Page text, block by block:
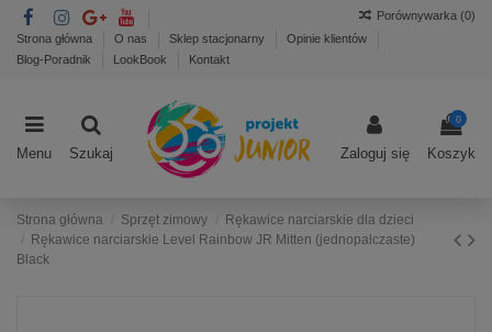
Strona główna O nas Sklep stacjonarny
Opinie klientów
Blog-Poradnik
LookBook Kontakt
Porównywarka (0)
Menu Szukaj Zaloguj się
0
Koszyk
Strona główna Sprzęt zimowy
Rękawice narciarskie dla dzieci
Rękawice narciarskie Level Rainbow JR Mitten (jednopalczaste)
Black